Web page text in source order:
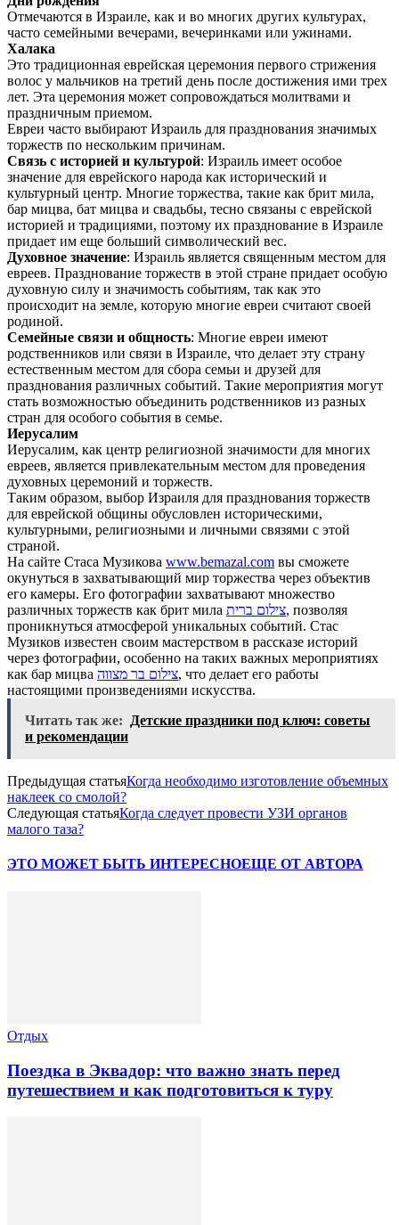
Отмечаются в Израиле, как и во многих других культурах,
часто семейными вечерами, вечеринками или ужинами.
Халака
Это традиционная еврейская церемония первого стрижения
волос у мальчиков на третий день после достижения ими трех
лет. Эта церемония может сопровождаться молитвами и
праздничным приемом.
Евреи часто выбирают Израиль для празднования значимых
торжеств по нескольким причинам.
Связь с историей и культурой: Израиль имеет особое
значение для еврейского народа как исторический и
культурный центр. Многие торжества, такие как брит мила,
бар мицва, бат мицва и свадьбы, тесно связаны с еврейской
историей и традициями, поэтому их празднование в Израиле
придает им еще больший символический вес.
Духовное значение: Израиль является священным местом для
евреев. Празднование торжеств в этой стране придает особую
духовную силу и значимость событиям, так как это
происходит на земле, которую многие евреи считают своей
родиной.
Семейные связи и общность: Многие евреи имеют
родственников или связи в Израиле, что делает эту страну
естественным местом для сбора семьи и друзей для
празднования различных событий. Такие мероприятия могут
стать возможностью объединить родственников из разных
стран для особого события в семье.
Иерусалим
Иерусалим, как центр религиозной значимости для многих
евреев, является привлекательным местом для проведения
духовных церемоний и торжеств.
Таким образом, выбор Израиля для празднования торжеств
для еврейской общины обусловлен историческими,
культурными, религиозными и личными связями с этой
страной.
На сайте Стаса Музикова www.bemazal.com вы сможете
окунуться в захватывающий мир торжества через объектив
его камеры. Его фотографии захватывают множество
различных торжеств как брит мила צילום ברית, позволяя
проникнуться атмосферой уникальных событий. Стас
Музиков известен своим мастерством в рассказе историй
через фотографии, особенно на таких важных мероприятиях
как бар мицва צילום בר מצווה, что делает его работы
настоящими произведениями искусства.
Читать так же:
Детские праздники под ключ: советы
и рекомендации
Предыдущая статьяКогда необходимо изготовление объемных
наклеек со смолой?
Следующая статьяКогда следует провести УЗИ органов
малого таза?
ЭТО МОЖЕТ БЫТЬ ИНТЕРЕСНОЕЩЕ ОТ АВТОРА
Отдых
Поездка в Эквадор: что важно знать перед
путешествием и как подготовиться к туру